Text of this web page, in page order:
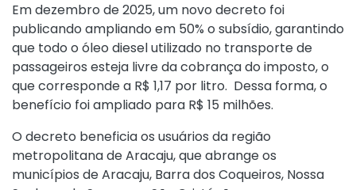
Em dezembro de 2025, um novo decreto foi
publicando ampliando em 50% o subsídio, garantindo
que todo o óleo diesel utilizado no transporte de
passageiros esteja livre da cobrança do imposto, o
que corresponde a R$ 1,17 por litro. Dessa forma, o
benefício foi ampliado para R$ 15 milhões.
O decreto beneficia os usuários da região
metropolitana de Aracaju, que abrange os
municípios de Aracaju, Barra dos Coqueiros, Nossa